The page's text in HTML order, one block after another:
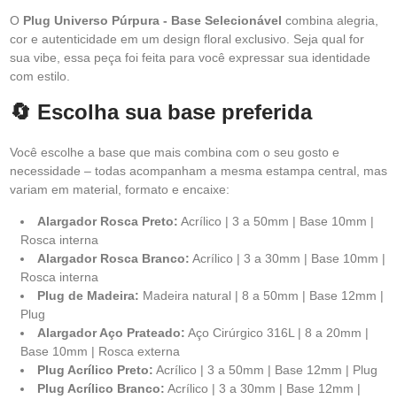
O Plug Universo Púrpura - Base Selecionável combina alegria,
cor e autenticidade em um design floral exclusivo. Seja qual for
sua vibe, essa peça foi feita para você expressar sua identidade
com estilo.
🔄 Escolha sua base preferida
Você escolhe a base que mais combina com o seu gosto e
necessidade – todas acompanham a mesma estampa central, mas
variam em material, formato e encaixe:
Alargador Rosca Preto: Acrílico | 3 a 50mm | Base 10mm |
Rosca interna
Alargador Rosca Branco: Acrílico | 3 a 30mm | Base 10mm |
Rosca interna
Plug de Madeira: Madeira natural | 8 a 50mm | Base 12mm |
Plug
Alargador Aço Prateado: Aço Cirúrgico 316L | 8 a 20mm |
Base 10mm | Rosca externa
Plug Acrílico Preto: Acrílico | 3 a 50mm | Base 12mm | Plug
Plug Acrílico Branco: Acrílico | 3 a 30mm | Base 12mm |